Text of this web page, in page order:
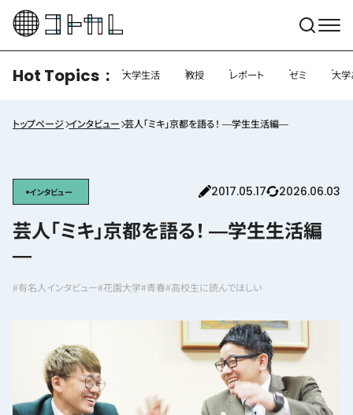
Hot Topics 大学生活 教授 レポート ゼミ 大学
トップページ インタビュー 芸人「ミキ」京都を語る！ ―学生生活編―
インタビュー 2017.05.17 2026.06.03
芸人「ミキ」京都を語る！ ―学生生活編
―
#有名人インタビュー#花園大学#青春#高校生に読んでほしい